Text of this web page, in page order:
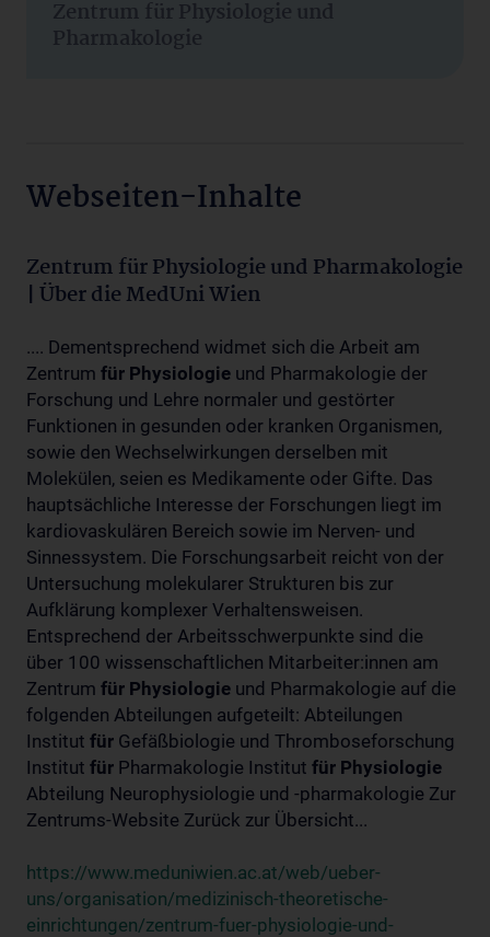
Zentrum für Physiologie und
Pharmakologie
Webseiten-Inhalte
Zentrum für Physiologie und Pharmakologie
| Über die MedUni Wien
.... Dementsprechend widmet sich die Arbeit am
Zentrum für Physiologie und Pharmakologie der
Forschung und Lehre normaler und gestörter
Funktionen in gesunden oder kranken Organismen,
sowie den Wechselwirkungen derselben mit
Molekülen, seien es Medikamente oder Gifte. Das
hauptsächliche Interesse der Forschungen liegt im
kardiovaskulären Bereich sowie im Nerven- und
Sinnessystem. Die Forschungsarbeit reicht von der
Untersuchung molekularer Strukturen bis zur
Aufklärung komplexer Verhaltensweisen.
Entsprechend der Arbeitsschwerpunkte sind die
über 100 wissenschaftlichen Mitarbeiter:innen am
Zentrum für Physiologie und Pharmakologie auf die
folgenden Abteilungen aufgeteilt: Abteilungen
Institut für Gefäßbiologie und Thromboseforschung
Institut für Pharmakologie Institut für Physiologie
Abteilung Neurophysiologie und -pharmakologie Zur
Zentrums-Website Zurück zur Übersicht...
https://www.meduniwien.ac.at/web/ueber-
uns/organisation/medizinisch-theoretische-
einrichtungen/zentrum-fuer-physiologie-und-